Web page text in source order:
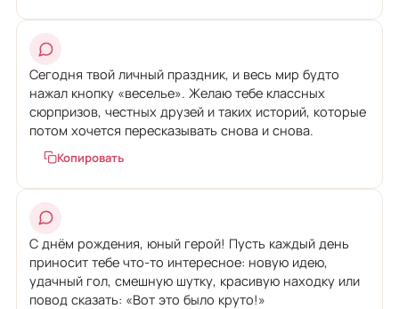
Сегодня твой личный праздник, и весь мир будто
нажал кнопку «веселье». Желаю тебе классных
сюрпризов, честных друзей и таких историй, которые
потом хочется пересказывать снова и снова.
Копировать
С днём рождения, юный герой! Пусть каждый день
приносит тебе что-то интересное: новую идею,
удачный гол, смешную шутку, красивую находку или
повод сказать: «Вот это было круто!»